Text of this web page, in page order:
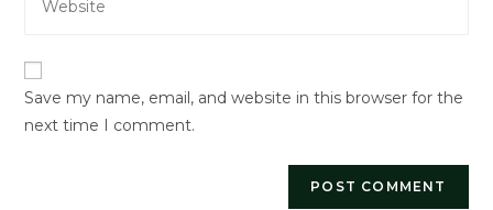
your
URL
(optional)
Save my name, email, and website in this browser for the
next time I comment.